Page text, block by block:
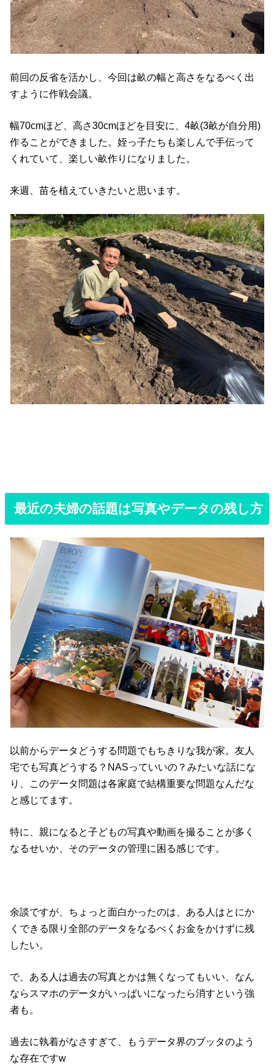
前回の反省を活かし、今回は畝の幅と高さをなるべく出
すように作戦会議。
幅70cmほど、高さ30cmほどを目安に、4畝(3畝が自分用)
作ることができました。姪っ子たちも楽しんで手伝って
くれていて、楽しい畝作りになりました。
来週、苗を植えていきたいと思います。
最近の夫婦の話題は写真やデータの残し方
以前からデータどうする問題でもちきりな我が家。友人
宅でも写真どうする？NASっていいの？みたいな話にな
り、このデータ問題は各家庭で結構重要な問題なんだな
と感じてます。
特に、親になると子どもの写真や動画を撮ることが多く
なるせいか、そのデータの管理に困る感じです。
余談ですが、ちょっと面白かったのは、ある人はとにか
くできる限り全部のデータをなるべくお金をかけずに残
したい。
で、ある人は過去の写真とかは無くなってもいい、なん
ならスマホのデータがいっぱいになったら消すという強
者も。
過去に執着がなさすぎて、もうデータ界のブッタのよう
な存在ですw